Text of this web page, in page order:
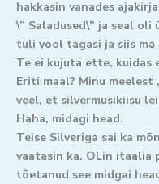
hakkasin vanades
\” Saladused\” ja seal
tuli vool tagasi ja siis
Te ei kujuta ette,
Eriti maal? Minu meelest
veel, et silvermusikiisu
Haha, midagi head.
Teise Silveriga sai ka
vaatasin ka. OLin itaalia
tõetanud see midgai